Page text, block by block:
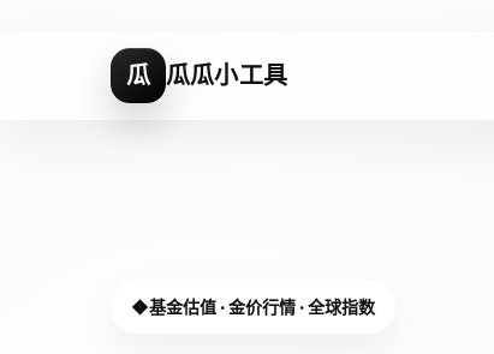
瓜 瓜瓜小工具
基金估值 · 金价行情 · 全球指数